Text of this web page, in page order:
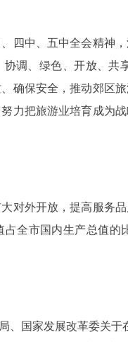
中、五中全会精神，
调、绿色、开放、
确保安全，推动郊区
力把旅游业培育成为
外开放，提高服务品
全市国内生产总值
国家发展改革委关于